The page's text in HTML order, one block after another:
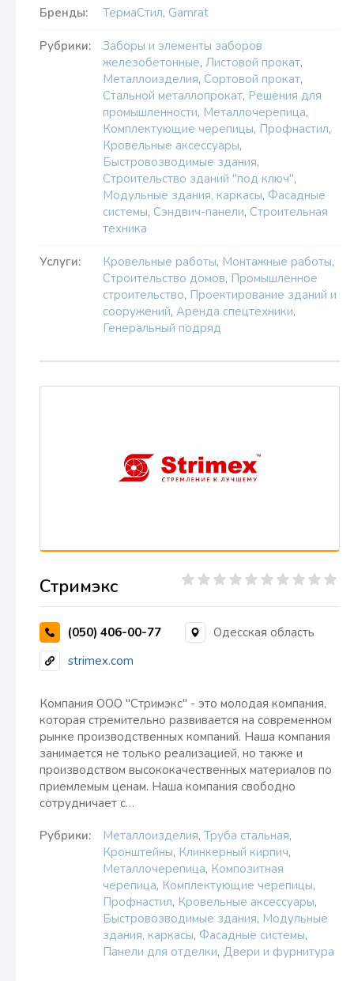
Бренды: ТермаСтил, Gamrat
Рубрики:
Заборы и элементы заборов
железобетонные, Листовой прокат,
Металлоизделия, Сортовой прокат,
Стальной металлопрокат, Решения для
промышленности, Металлочерепица,
Комплектующие черепицы, Профнастил,
Кровельные аксессуары,
Быстровозводимые здания,
Строительство зданий "под ключ",
Модульные здания, каркасы, Фасадные
системы, Сэндвич-панели, Строительная
техника
Услуги: Кровельные работы, Монтажные работы,
Строительство домов, Промышленное
строительство, Проектирование зданий и
сооружений, Аренда спецтехники,
Генеральный подряд
Стримэкс
(050) 406-00-77
Одесская область
strimex.com
Компания ООО "Стримэкс" - это молодая компания,
которая стремительно развивается на современном
рынке производственных компаний. Наша компания
занимается не только реализацией, но также и
производством высококачественных материалов по
приемлемым ценам. Наша компания свободно
сотрудничает с…
Рубрики: Металлоизделия, Труба стальная,
Кронштейны, Клинкерный кирпич,
Металлочерепица, Композитная
черепица, Комплектующие черепицы,
Профнастил, Кровельные аксессуары,
Быстровозводимые здания, Модульные
здания, каркасы, Фасадные системы,
Панели для отделки, Двери и фурнитура